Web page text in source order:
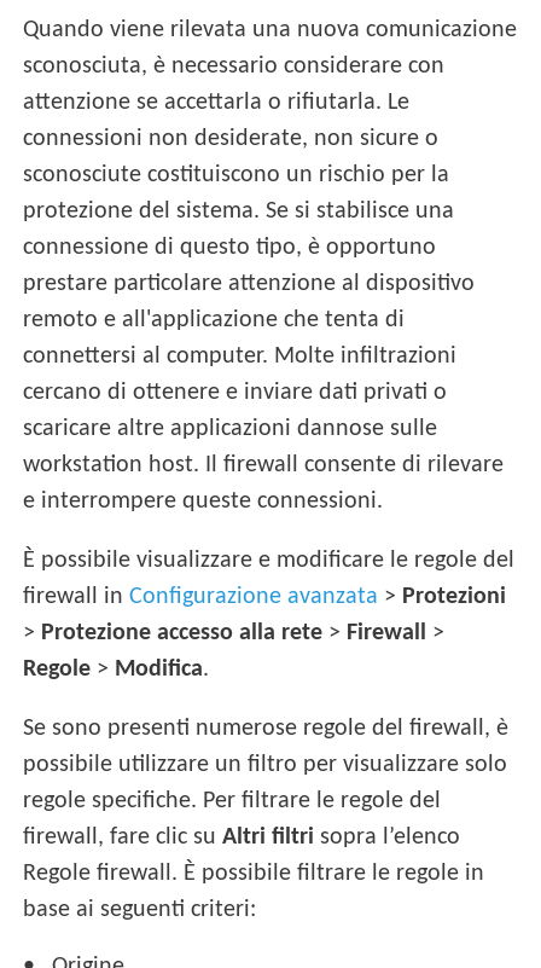
Quando viene rilevata una nuova comunicazione
sconosciuta, è necessario considerare con
attenzione se accettarla o rifiutarla. Le
connessioni non desiderate, non sicure o
sconosciute costituiscono un rischio per la
protezione del sistema. Se si stabilisce una
connessione di questo tipo, è opportuno
prestare particolare attenzione al dispositivo
remoto e all'applicazione che tenta di
connettersi al computer. Molte infiltrazioni
cercano di ottenere e inviare dati privati o
scaricare altre applicazioni dannose sulle
workstation host. Il firewall consente di rilevare
e interrompere queste connessioni.
È possibile visualizzare e modificare le regole del
firewall inConfigurazione avanzata > Protezioni
> Protezione accesso alla rete > Firewall
>
Regole > Modifica.
Se sono presenti numerose regole del firewall, è
possibile utilizzare un filtro per visualizzare solo
regole specifiche. Per filtrare le regole del
firewall, fare clic suAltri filtri sopra l’elenco
Regole firewall. È possibile filtrare le regole in
base ai seguenti criteri: